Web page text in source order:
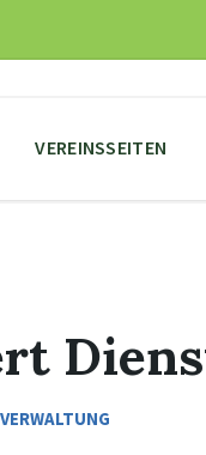
VEREINSSEITEN
VERWALTUNG